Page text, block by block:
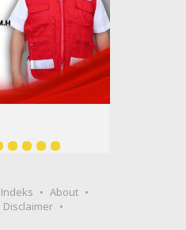
Indeks
About
Disclaimer